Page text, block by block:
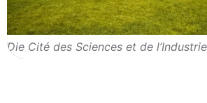
Die Cité des Sciences et de l’Industrie